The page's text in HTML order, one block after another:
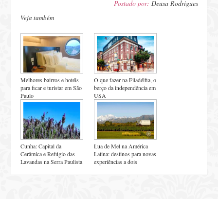
Postado por: Deusa Rodrigues
Veja também
Melhores bairros e hotéis
para ficar e turistar em São
Paulo
O que fazer na Filadélfia, o
berço da independência em
USA
Cunha: Capital da
Cerâmica e Refúgio das
Lavandas na Serra Paulista
Lua de Mel na América
Latina: destinos para novas
experiências a dois